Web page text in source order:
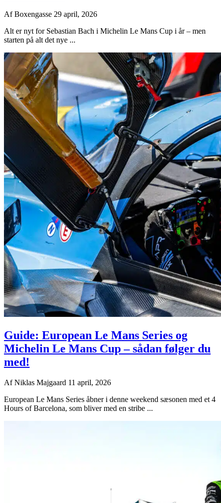
AfBoxengasse 29 april, 2026
Alt er nyt for Sebastian Bach i Michelin Le Mans Cup i år – men
starten på alt det nye ...
Guide: European Le Mans Series og
Michelin Le Mans Cup – sådan følger du
med!
AfNiklas Majgaard 11 april, 2026
European Le Mans Series åbner i denne weekend sæsonen med et 4
Hours of Barcelona, som bliver med en stribe ...